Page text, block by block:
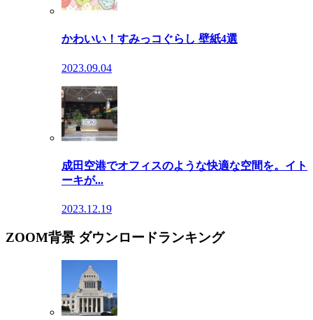
かわいい！すみっコぐらし 壁紙4選
2023.09.04
成田空港でオフィスのような快適な空間を。イト
ーキが...
2023.12.19
ZOOM背景 ダウンロードランキング